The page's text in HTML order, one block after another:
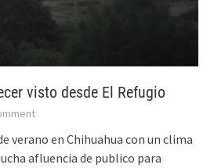
visto desde El Refugio
verano en Chihuahua con un clima
afluencia de publico para